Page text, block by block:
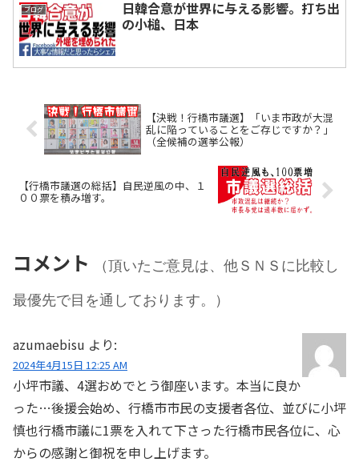
ブログ
日韓合意が世界に与える影響。打ち出
の小槌、日本
【決戦！行橋市議選】「いま市政が大混
乱に陥っていることをご存じですか？」
（全候補の選挙公報）
【行橋市議選の総括】自民逆風の中、１
００票を積み増す。
コメント
（頂いたご意見は、他ＳＮＳに比較し
最優先で目を通しております。）
azumaebisu より:
2024年4月15日 12:25 AM
小坪市議、4選おめでとう御座います。本当に良か
った…後援会始め、行橋市市民の支援者各位、並びに小坪
慎也行橋市議に1票を入れて下さった行橋市民各位に、心
からの感謝と御祝を申し上げます。